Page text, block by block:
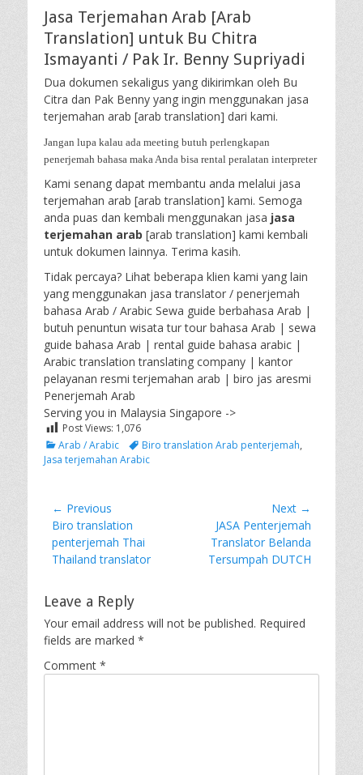
Jasa Terjemahan Arab [Arab
Translation] untuk Bu Chitra
Ismayanti / Pak Ir. Benny Supriyadi
Dua dokumen sekaligus yang dikirimkan oleh Bu
Citra dan Pak Benny yang ingin menggunakan jasa
terjemahan arab [arab translation] dari kami.
Jangan lupa kalau ada meeting butuh perlengkapan
penerjemah bahasa maka Anda bisa rental peralatan interpreter
Kami senang dapat membantu anda melalui jasa
terjemahan arab [arab translation] kami. Semoga
anda puas dan kembali menggunakan jasa jasa
terjemahan arab [arab translation] kami kembali
untuk dokumen lainnya. Terima kasih.
Tidak percaya? Lihat beberapa klien kami yang lain
yang menggunakan jasa translator / penerjemah
bahasa Arab / Arabic Sewa guide berbahasa Arab |
butuh penuntun wisata tur tour bahasa Arab | sewa
guide bahasa Arab | rental guide bahasa arabic |
Arabic translation translating company | kantor
pelayanan resmi terjemahan arab | biro jas aresmi
Penerjemah Arab
Serving you in Malaysia Singapore ->
Post Views: 1,076
Categories
Arab / Arabic TagsBiro translation Arab penterjemah,
Jasa terjemahan Arabic
Post
navigation
← Previous
Previous
post:
Biro translation
penterjemah Thai
Thailand translator
Next →
JASA Penterjemah
Translator Belanda
Tersumpah DUTCH
Leave a Reply
Your email address will not be published. Required
fields are marked *
Comment *